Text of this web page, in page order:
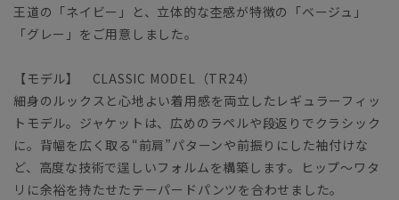
王道の「ネイビー」と、立体的な杢感が特徴の「ベージュ」
「グレー」をご用意しました。
【モデル】 CLASSIC MODEL（TR24）
細身のルックスと心地よい着用感を両立したレギュラーフィッ
トモデル。ジャケットは、広めのラペルや段返りでクラシック
に。背幅を広く取る“前肩”パターンや前振りにした袖付けな
ど、高度な技術で逞しいフォルムを構築します。ヒップ～ワタ
リに余裕を持たせたテーパードパンツを合わせました。